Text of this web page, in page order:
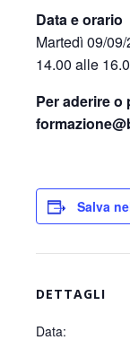
Data e orario
Martedì 09/
14.00 alle
Per aderire
Salva
DETTAGLI
Data: